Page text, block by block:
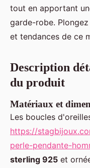
tout en apportant
garde-robe.
et tendances de ce
Description
du produit
Matériaux et
Les boucles
https://
perle-pendante-
sterling 925 et